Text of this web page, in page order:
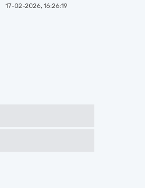
17-02-2026, 16:26:19